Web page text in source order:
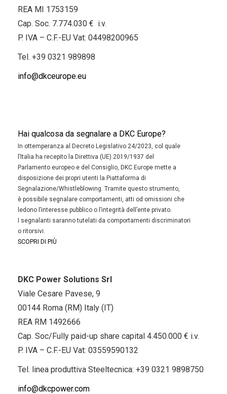
REA MI 1753159
Cap. Soc. 7.774.030 € i.v.
P. IVA – C.F.-EU Vat: 04498200965
Tel. +39 0321 989898
info@dkceurope.eu
Hai qualcosa da segnalare a DKC Europe?
In ottemperanza al Decreto Legislativo 24/2023, col quale
l’Italia ha recepito la Direttiva (UE) 2019/1937 del
Parlamento europeo e del Consiglio, DKC Europe mette a
disposizione dei propri utenti la Piattaforma di
Segnalazione/Whistleblowing. Tramite questo strumento,
è possibile segnalare comportamenti, atti od omissioni che
ledono l’interesse pubblico o l’integrità dell’ente privato.
I segnalanti saranno tutelati da comportamenti discriminatori
o ritorsivi.
SCOPRI DI PIÙ
DKC Power Solutions Srl
Viale Cesare Pavese, 9
00144 Roma (RM) Italy (IT)
REA RM 1492666
Cap. Soc/Fully paid-up share capital 4.450.000 € i.v.
P. IVA – C.F.-EU Vat: 03559590132
Tel. linea produttiva Steeltecnica: +39 0321 9898750
info@dkcpower.com